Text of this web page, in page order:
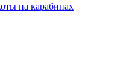
на карабинах